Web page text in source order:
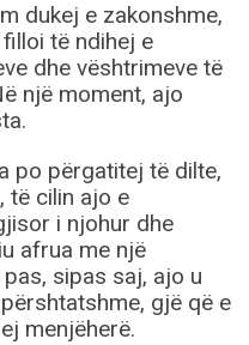
dukej e zakonshme,
të ndihej e
dhe vështrimeve të
një moment, ajo
po përgatitej të dilte,
të cilin ajo e
i njohur dhe
afrua me një
sipas saj, ajo u
gjë që e
menjëherë.